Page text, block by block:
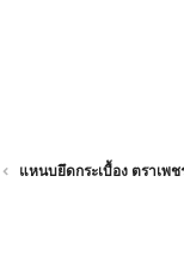
แหนบยึดกระเบื้อง ตราเพ